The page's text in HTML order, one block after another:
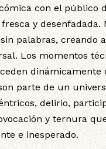
con el público
y desenfadada.
palabras, creando
Los momentos
dinámicamente
parte de un
delirio,
y ternura
e inesperado.